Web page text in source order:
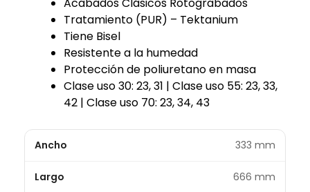
Acabados Clásicos Rotograbados
Tratamiento (PUR) – Tektanium
Tiene Bisel
Resistente a la humedad
Protección de poliuretano en masa
Clase uso 30: 23, 31 | Clase uso 55: 23, 33,
42 | Clase uso 70: 23, 34, 43
Ancho 333 mm
Largo 666 mm